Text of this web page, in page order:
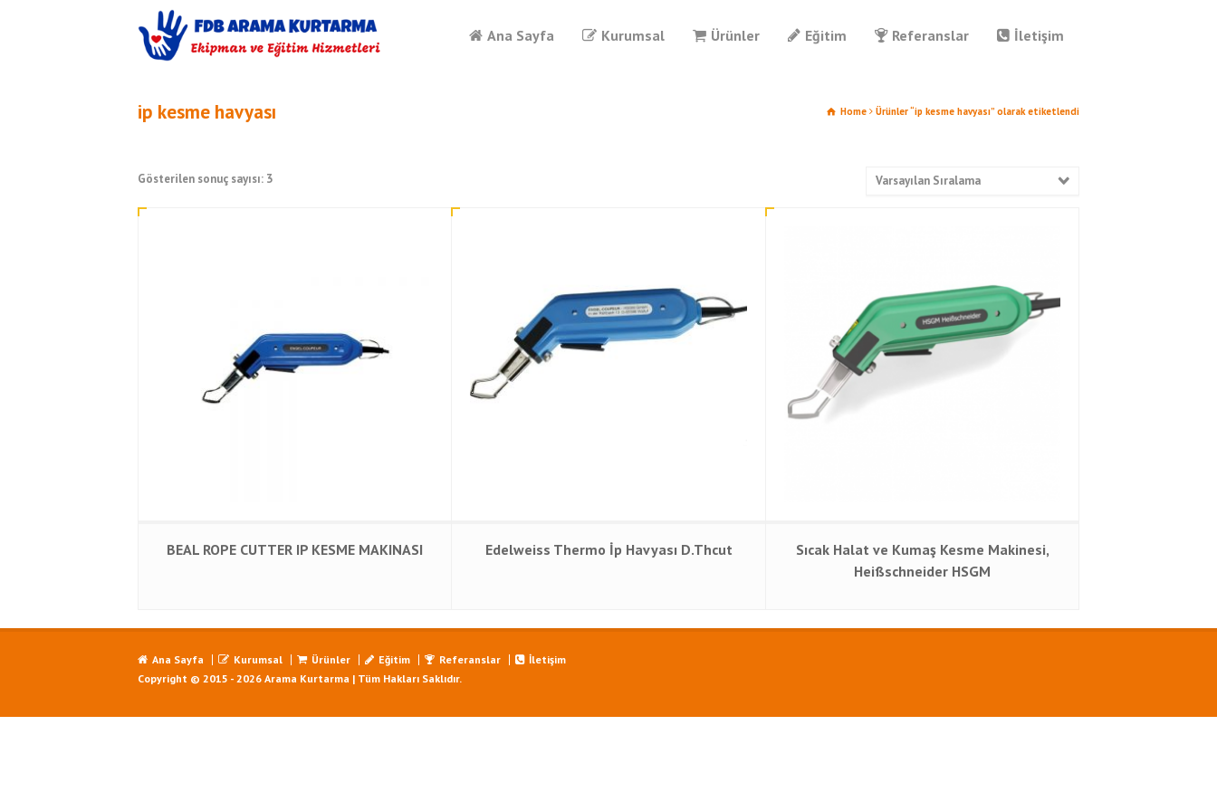
Ana Sayfa Kurumsal Ürünler Eğitim Referanslar İletişim
ip kesme havyası Home Ürünler “ip kesme havyası” olarak etiketlendi
Gösterilen sonuç sayısı: 3 Varsayılan Sıralama
BEAL ROPE CUTTER IP KESME MAKINASI Edelweiss Thermo İp Havyası D.Thcut
Sıcak Halat ve Kumaş Kesme Makinesi,
Heißschneider HSGM
Ana Sayfa Kurumsal Ürünler Eğitim Referanslar
İletişim
Copyright © 2015 - 2026 Arama Kurtarma | Tüm Hakları Saklıdır.